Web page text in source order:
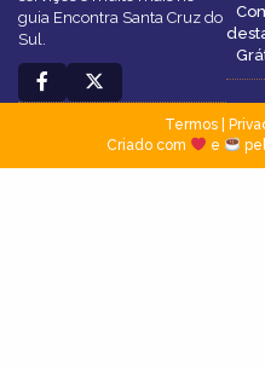
guia Encontra Santa Cruz do
Sul.
Termos|
Criado com
e